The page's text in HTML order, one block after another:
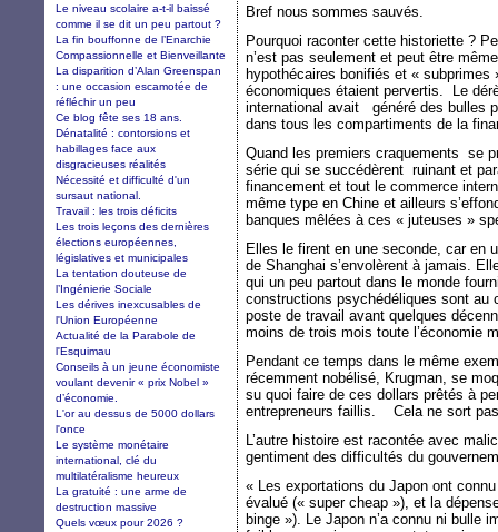
Bref nous sommes sauvés.
Pourquoi raconter cette historiette ?
n’est pas seulement et peut être
hypothécaires bonifiés et «
économiques étaient pervertis. Le
international avait généré des bulles
dans tous les compartiments de la
Quand les premiers craquements se
série qui se succédèrent ruinant et
financement et tout le commerce
même type en Chine et ailleurs
banques mêlées à ces « juteuses »
Elles le firent en une seconde, car en
de Shanghai s’envolèrent à jamais.
qui un peu partout dans le monde
constructions psychédéliques sont au
poste de travail avant quelques
moins de trois mois toute l’économie
Pendant ce temps dans le même
récemment nobélisé, Krugman, se
su quoi faire de ces dollars prêtés à
entrepreneurs faillis. Cela ne sort
L’autre histoire est racontée avec
gentiment des difficultés du
« Les exportations du Japon ont
évalué (« super cheap »), et la
binge »). Le Japon n’a connu ni bulle
Le niveau scolaire a-t-il baissé
comme il se dit un peu partout ?
La fin bouffonne de l’Enarchie
Compassionnelle et Bienveillante
La disparition d’Alan Greenspan
: une occasion escamotée de
réfléchir un peu
Ce blog fête ses 18 ans.
Dénatalité : contorsions et
habillages face aux
disgracieuses réalités
Nécessité et difficulté d'un
sursaut national.
Travail : les trois déficits
Les trois leçons des dernières
élections européennes,
législatives et municipales
La tentation douteuse de
l’Ingénierie Sociale
Les dérives inexcusables de
l'Union Européenne
Actualité de la Parabole de
l'Esquimau
Conseils à un jeune économiste
voulant devenir « prix Nobel »
d’économie.
L'or au dessus de 5000 dollars
l'once
Le système monétaire
international, clé du
multilatéralisme heureux
La gratuité : une arme de
destruction massive
Quels vœux pour 2026 ?